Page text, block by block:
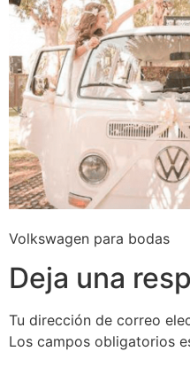
Volkswagen para bodas
Deja una
Tu dirección de correo
Los campos obligatorios